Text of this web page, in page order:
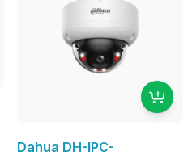
Dahua DH-IPC-